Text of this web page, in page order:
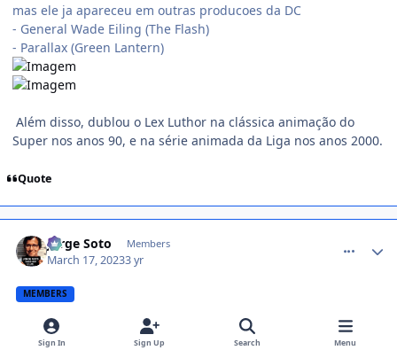
mas ele ja apareceu em outras producoes da DC
- General Wade Eiling (The Flash)
- Parallax (Green Lantern)
Além disso, dublou o Lex Luthor na clássica animação do
Super nos anos 90, e na série animada da Liga nos anos 2000.
Quote
Jorge Soto Members
March 17, 20233 yr
MEMBERS
Sign In Sign Up Search Menu